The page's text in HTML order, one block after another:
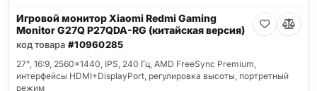
Игровой монитор Xiaomi Redmi Gaming
Monitor G27Q P27QDA-RG (китайская версия)
код товара #10960285
27", 16:9, 2560x1440, IPS, 240 Гц, AMD FreeSync Premium,
интерфейсы HDMI+DisplayPort, регулировка высоты, портретный
режим